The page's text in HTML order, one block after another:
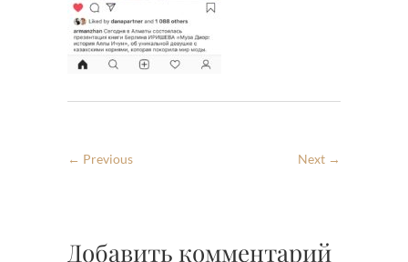
← Previous Next →
Добавить комментарий